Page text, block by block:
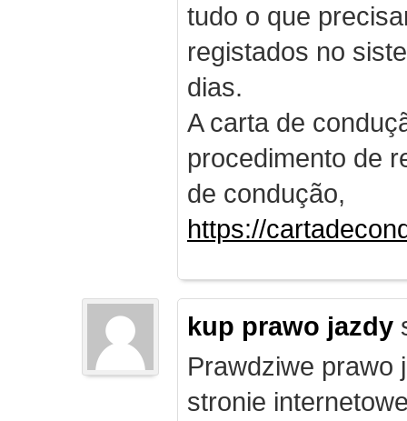
tudo o que
registados no
dias.
A carta de
procedimento de
de condução,
https://
kup prawo jazdy
Prawdziwe prawo
stronie